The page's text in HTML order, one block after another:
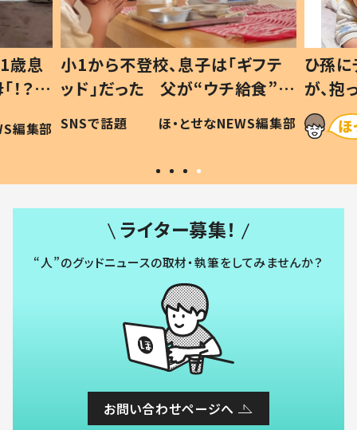
歳息
？」
編集部
小1から不登校、息子は「ギフテ
ッド」だった 父が“ウチ給食”を
作り続ける理由とは #令和の親
#令和の子
SNSで話題 ほ・とせなNEWS編集部
ひ孫
が、
「涙が
い」
ライター募集！
“人”のグッドニュースの取材・執筆をしてみませんか？
お問い合わせページへ